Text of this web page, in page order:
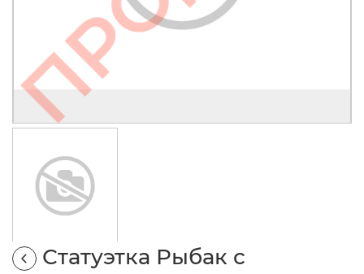
Статуэтка Рыбак с